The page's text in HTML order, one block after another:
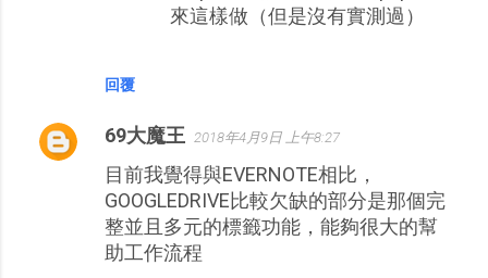
回覆
來這樣做（但是沒有實測過）
69大魔王 2018年4月9日 上午8:27
目前我覺得與EVERNOTE相比，
GOOGLEDRIVE比較欠缺的部分是那個完
整並且多元的標籤功能，能夠很大的幫
助工作流程